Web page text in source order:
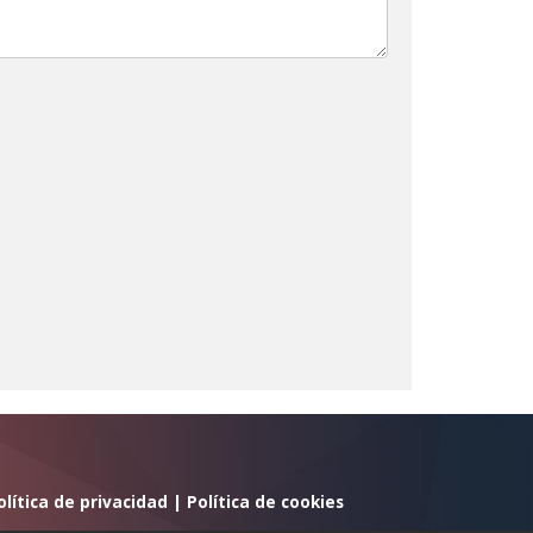
de privacidad | Política de cookies